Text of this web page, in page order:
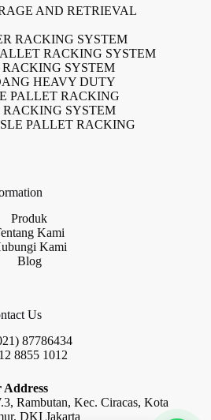
AND RETRIEVAL
RACKING SYSTEM
RACKING SYSTEM
SYSTEM
HEAVY DUTY
PALLET RACKING
RACKING SYSTEM
PALLET RACKING
Produk
Kami
Kami
Blog
Us
87786434
8855 1012
Address
Rambutan, Kec. Ciracas, Kota
DKI Jakarta